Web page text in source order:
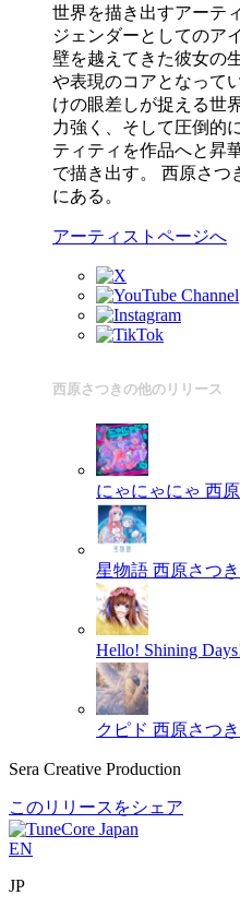
世界を描き出すアーテ
ジェンダーとしてのア
壁を越えてきた彼女の
や表現のコアとなって
けの眼差しが捉える世
力強く、そして圧倒的
ティティを作品へと昇
で描き出す。 西原さつ
にある。
アーティストページへ
西原さつきの他のリリース
にゃにゃにゃ 西
星物語 西原さつき
Hello! Shining
クピド 西原さつき
Sera Creative Production
このリリースをシェア
EN
JP